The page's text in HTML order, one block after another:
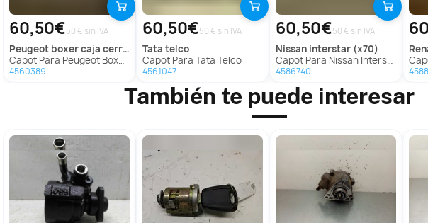
60,50€50 € sin IVA
peugeot boxer caja cerrada (rs2850)(230)(->'02)
Capot Para Peugeot Boxer Caja Cerrada
4560389
60,50€50 € sin IVA
tata telco
Capot Para Tata Telco
4561047
60,50€50 € sin IVA
nissan interstar (x70)
Capot Para Nissan Interstar
4586740
También te puede interesar